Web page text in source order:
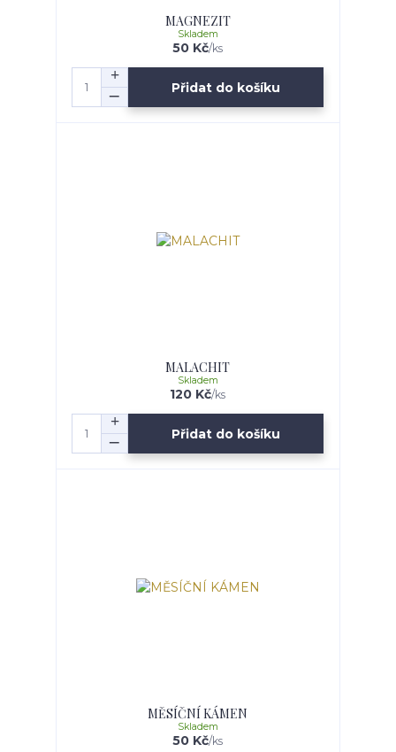
MAGNEZIT
50 Kč/ks
Skladem
Přidat do košíku
MALACHIT
120 Kč/ks
Skladem
Přidat do košíku
MĚSÍČNÍ KÁMEN
50 Kč/ks
Skladem